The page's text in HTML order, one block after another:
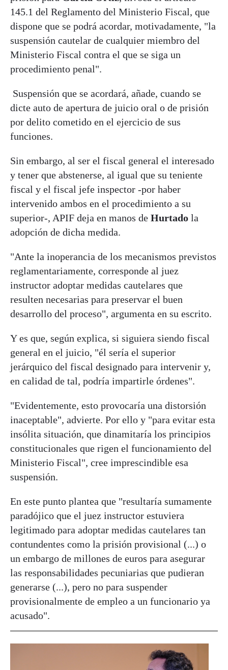
145.1 del Reglamento del Ministerio Fiscal, que
dispone que se podrá acordar, motivadamente, "la
suspensión cautelar de cualquier miembro del
Ministerio Fiscal contra el que se siga un
procedimiento penal".
Suspensión que se acordará, añade, cuando se
dicte auto de apertura de juicio oral o de prisión
por delito cometido en el ejercicio de sus
funciones.
Sin embargo, al ser el fiscal general el interesado
y tener que abstenerse, al igual que su teniente
fiscal y el fiscal jefe inspector -por haber
intervenido ambos en el procedimiento a su
superior-, APIF deja en manos de Hurtado la
adopción de dicha medida.
"Ante la inoperancia de los mecanismos previstos
reglamentariamente, corresponde al juez
instructor adoptar medidas cautelares que
resulten necesarias para preservar el buen
desarrollo del proceso", argumenta en su escrito.
Y es que, según explica, si siguiera siendo fiscal
general en el juicio, "él sería el superior
jerárquico del fiscal designado para intervenir y,
en calidad de tal, podría impartirle órdenes".
"Evidentemente, esto provocaría una distorsión
inaceptable", advierte. Por ello y "para evitar esta
insólita situación, que dinamitaría los principios
constitucionales que rigen el funcionamiento del
Ministerio Fiscal", cree imprescindible esa
suspensión.
En este punto plantea que "resultaría sumamente
paradójico que el juez instructor estuviera
legitimado para adoptar medidas cautelares tan
contundentes como la prisión provisional (...) o
un embargo de millones de euros para asegurar
las responsabilidades pecuniarias que pudieran
generarse (...), pero no para suspender
provisionalmente de empleo a un funcionario ya
acusado".